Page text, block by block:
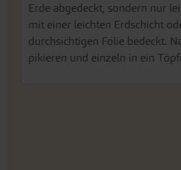
Erde abgedeckt, sondern nur
mit einer leichten Erdschicht
durchsichtigen Folie bedeckt.
pikieren und einzeln in ein